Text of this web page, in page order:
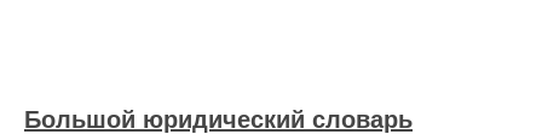
Большой юридический словарь